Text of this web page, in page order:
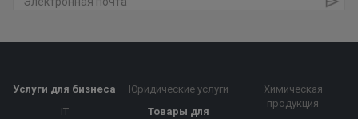
Услуги для бизнеса
IT
Юридические услуги
Товары для
Химическая
продукция